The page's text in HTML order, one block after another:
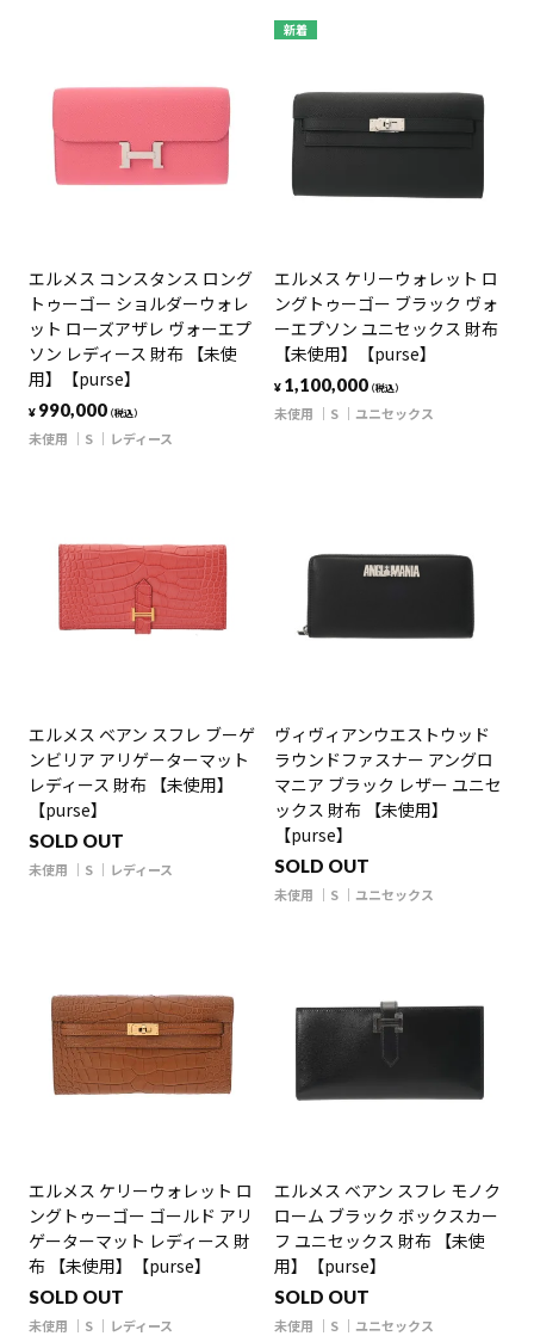
エルメス コンスタンス ロング
トゥーゴー ショルダーウォレ
ット ローズアザレ ヴォーエプ
ソン レディース 財布 【未使
用】【purse】
¥ 990,000（税込）
未使用 S レディース
新着
エルメス ケリーウォレット ロ
ングトゥーゴー ブラック ヴォ
ーエプソン ユニセックス 財布
【未使用】【purse】
¥ 1,100,000（税込）
未使用 S ユニセックス
エルメス ベアン スフレ ブーゲ
ンビリア アリゲーターマット
レディース 財布 【未使用】
【purse】
SOLD OUT
未使用 S レディース
ヴィヴィアンウエストウッド
ラウンドファスナー アングロ
マニア ブラック レザー ユニセ
ックス 財布 【未使用】
【purse】
SOLD OUT
未使用 S ユニセックス
エルメス ケリーウォレット ロ
ングトゥーゴー ゴールド アリ
ゲーターマット レディース 財
布 【未使用】【purse】
SOLD OUT
未使用 S レディース
エルメス ベアン スフレ モノク
ローム ブラック ボックスカー
フ ユニセックス 財布 【未使
用】【purse】
SOLD OUT
未使用 S ユニセックス